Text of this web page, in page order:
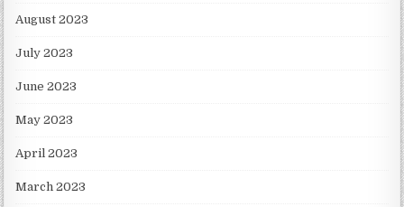
August 2023
July 2023
June 2023
May 2023
April 2023
March 2023